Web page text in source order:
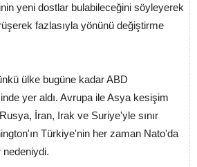
yeni dostlar bulabileceğini söyleyerek
fazlasıyla yönünü değiştirme
ülke bugüne kadar ABD
yer aldı. Avrupa ile Asya kesişim
İran, Irak ve Suriye'yle sınır
Türkiye'nin her zaman Nato'da
nedeniydi.